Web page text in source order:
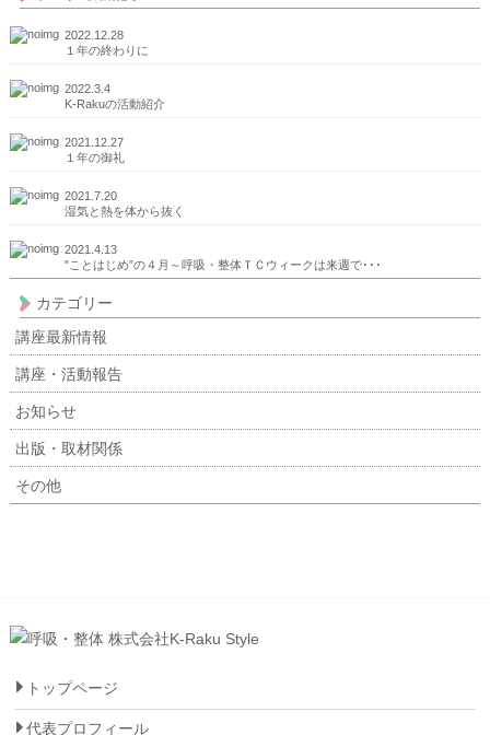
2022.12.28
１年の終わりに
2022.3.4
K-Rakuの活動紹介
2021.12.27
１年の御礼
2021.7.20
湿気と熱を体から抜く
2021.4.13
"ことはじめ”の４月～呼吸・整体ＴＣウィークは来週で･･･
カテゴリー
講座最新情報
講座・活動報告
お知らせ
出版・取材関係
その他
トップページ
代表プロフィール